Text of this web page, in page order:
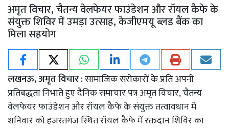
अमृत विचार, चैतन्य वेलफेयर फाउंडेशन और रॉयल कैफे के
संयुक्त शिविर में उमड़ा उत्साह, केजीएमयू ब्लड बैंक का
मिला सहयोग
लखनऊ, अमृत विचार :सामाजिक सरोकारों के प्रति अपनी
प्रतिबद्धता निभाते हुए दैनिक समाचार पत्र अमृत विचार, चैतन्य
वेलफेयर फाउंडेशन और रॉयल कैफे के संयुक्त तत्वावधान में
शनिवार को हजरतगंज स्थित रॉयल कैफे में रक्तदान शिविर का